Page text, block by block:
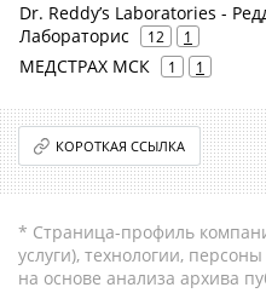
Dr. Reddy’s Laboratories -
Лабораторис
12 1
МЕДСТРАХ МСК 1 1
КОРОТКАЯ ССЫЛКА
* Страница-профиль
услуги), технологии,
на основе анализа архива